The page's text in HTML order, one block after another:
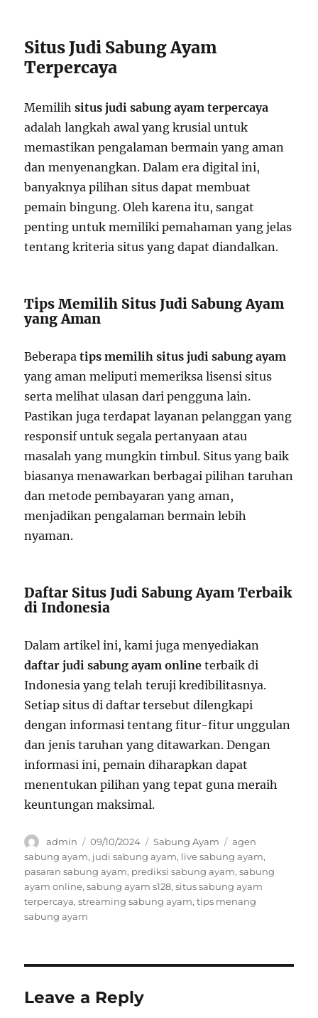
Situs Judi Sabung Ayam
Terpercaya
Memilihsitus judi sabung ayam terpercaya
adalah langkah awal yang krusial untuk
memastikan pengalaman bermain yang aman
dan menyenangkan. Dalam era digital ini,
banyaknya pilihan situs dapat membuat
pemain bingung. Oleh karena itu, sangat
penting untuk memiliki pemahaman yang jelas
tentang kriteria situs yang dapat diandalkan.
Tips Memilih Situs Judi Sabung Ayam
yang Aman
Beberapatips memilih situs judi sabung ayam
yang aman meliputi memeriksa lisensi situs
serta melihat ulasan dari pengguna lain.
Pastikan juga terdapat layanan pelanggan yang
responsif untuk segala pertanyaan atau
masalah yang mungkin timbul. Situs yang baik
biasanya menawarkan berbagai pilihan taruhan
dan metode pembayaran yang aman,
menjadikan pengalaman bermain lebih
nyaman.
Daftar Situs Judi Sabung Ayam Terbaik
di Indonesia
Dalam artikel ini, kami juga menyediakan
daftar judi sabung ayam online terbaik di
Indonesia yang telah teruji kredibilitasnya.
Setiap situs di daftar tersebut dilengkapi
dengan informasi tentang fitur-fitur unggulan
dan jenis taruhan yang ditawarkan. Dengan
informasi ini, pemain diharapkan dapat
menentukan pilihan yang tepat guna meraih
keuntungan maksimal.
Author
admin
Posted
on
09/10/2024 Categories
Sabung Ayam Tags
agen
sabung ayam, judi sabung ayam, live sabung ayam,
pasaran sabung ayam, prediksi sabung ayam,sabung
ayam online,sabung ayam s128,situs sabung ayam
terpercaya,streaming sabung ayam,tips menang
sabung ayam
Leave a Reply